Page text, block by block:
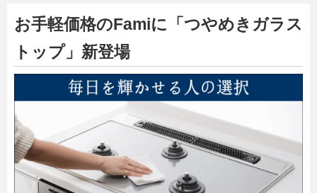
お手軽価格のFamiに「つやめきガラス
トップ」新登場